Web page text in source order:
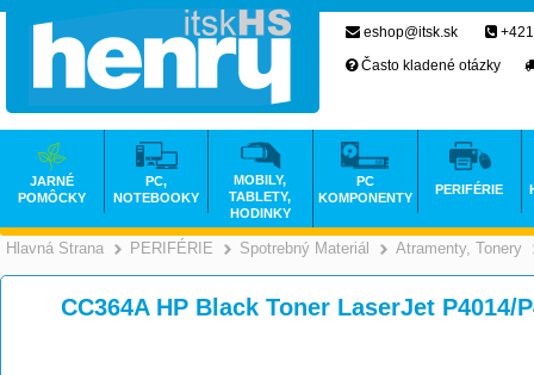
Hlavná Strana PERIFÉRIE Spotrebný Materiál Atramenty, Tonery
CC364A HP Black Toner LaserJet P4014/
eshop@itsk.sk
Často kladené otázky
JARNÉ
POMÔCKY
PC,
NOTEBOOKY
MOBILY,
TABLETY,
HODINKY
PC
KOMPONENTY
PERIFÉRIE